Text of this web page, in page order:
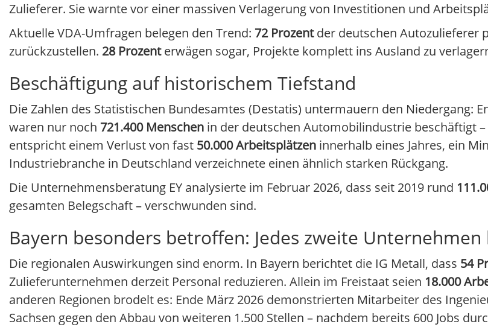
Zulieferer. Sie warnte vor einer massiven Verlagerung von Investitionen und
Aktuelle VDA-Umfragen belegen den Trend: 72 Prozentder deutschen Autozulieferer
zurückzustellen. 28 Prozenterwägen sogar, Projekte komplett ins Ausland zu
Beschäftigung auf historischem Tiefstand
Die Zahlen des Statistischen Bundesamtes (Destatis) untermauern den Niedergang:
waren nur noch 721.400 Menschen in der deutschen Automobilindustrie beschäftigt
entspricht einem Verlust von fast 50.000 Arbeitsplätzen innerhalb eines Jahres, ein
Industriebranche in Deutschland verzeichnete einen ähnlich starken Rückgang.
Die Unternehmensberatung EY analysierte im Februar 2026, dass seit 2019 rund
gesamten Belegschaft – verschwunden sind.
Bayern besonders betroffen: Jedes zweite
Die regionalen Auswirkungen sind enorm. In Bayern berichtet die IG Metall, dass 54
Zulieferunternehmen derzeit Personal reduzieren. Allein im Freistaat seien 18.000
anderen Regionen brodelt es: Ende März 2026 demonstrierten Mitarbeiter des
Sachsen gegen den Abbau von weiteren 1.500 Stellen – nachdem bereits 600 Jobs